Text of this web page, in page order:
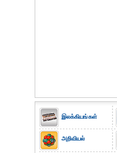
இலக்கியங்கள்
அறிவியல்